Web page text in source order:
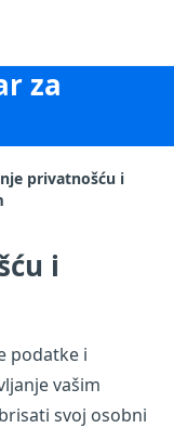
za
privatnošću i
i
podatke i
vašim
svoj osobni